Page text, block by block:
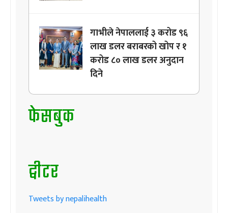
गाभीले नेपाललाई ३ करोड ९६
लाख डलर बराबरको खोप र १
करोड ८० लाख डलर अनुदान
दिने
फेसबुक
ट्वीटर
Tweets by nepalihealth